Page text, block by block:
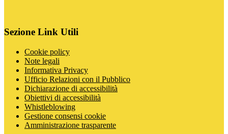
Sezione Link Utili
Cookie policy
Note legali
Informativa Privacy
Ufficio Relazioni con il Pubblico
Dichiarazione di accessibilità
Obiettivi di accessibilità
Whistleblowing
Gestione consensi cookie
Amministrazione trasparente